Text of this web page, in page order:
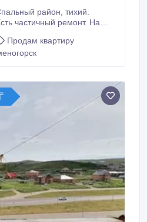
район, тихий.
частичный ремонт. На
в ванной. Поставлена
Продам квартиру